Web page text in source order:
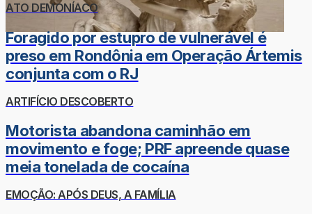
ATO DEMONÍACO
Foragido por estupro de vulnerável é
preso em Rondônia em Operação Ártemis
conjunta com o RJ
ARTIFÍCIO DESCOBERTO
Motorista abandona caminhão em
movimento e foge; PRF apreende quase
meia tonelada de cocaína
EMOÇÃO: APÓS DEUS, A FAMÍLIA